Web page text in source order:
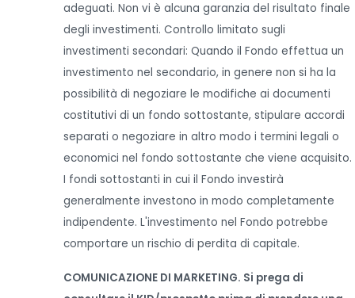
adeguati. Non vi è alcuna garanzia del risultato finale
degli investimenti. Controllo limitato sugli
investimenti secondari: Quando il Fondo effettua un
investimento nel secondario, in genere non si ha la
possibilità di negoziare le modifiche ai documenti
costitutivi di un fondo sottostante, stipulare accordi
separati o negoziare in altro modo i termini legali o
economici nel fondo sottostante che viene acquisito.
I fondi sottostanti in cui il Fondo investirà
generalmente investono in modo completamente
indipendente. L'investimento nel Fondo potrebbe
comportare un rischio di perdita di capitale.
COMUNICAZIONE DI MARKETING. Si prega di